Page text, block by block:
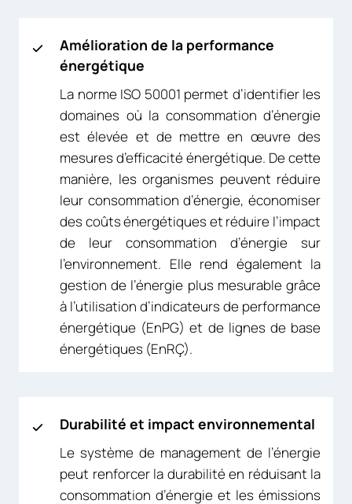
Amélioration de la performance
énergétique
La norme ISO 50001 permet d’identifier les
domaines où la consommation d’énergie
est élevée et de mettre en œuvre des
mesures d’efficacité énergétique. De cette
manière, les organismes peuvent réduire
leur consommation d’énergie, économiser
des coûts énergétiques et réduire l’impact
de leur consommation d’énergie sur
l’environnement. Elle rend également la
gestion de l’énergie plus mesurable grâce
à l’utilisation d’indicateurs de performance
énergétique (EnPG) et de lignes de base
énergétiques (EnRÇ).
Durabilité et impact environnemental
Le système de management de l’énergie
peut renforcer la durabilité en réduisant la
consommation d’énergie et les émissions